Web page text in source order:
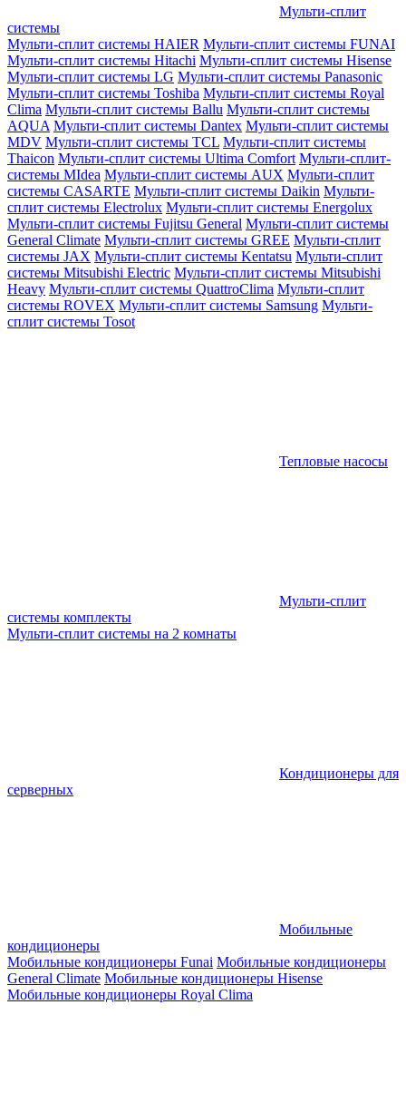
Мульти-сплит
системы
Мульти-сплит системы HAIER Мульти-сплит системы FUNAI
Мульти-сплит системы Hitachi Мульти-сплит системы Hisense
Мульти-сплит системы LG Мульти-сплит системы Panasonic
Мульти-сплит системы Toshiba Мульти-сплит системы Royal
Clima Мульти-сплит системы Ballu Мульти-сплит системы
AQUA Мульти-сплит системы Dantex Мульти-сплит системы
MDV Мульти-сплит системы TCL Мульти-сплит системы
Thaicon Мульти-сплит системы Ultima Comfort Мульти-сплит-
системы MIdea Мульти-сплит системы AUX Мульти-сплит
системы CASARTE Мульти-сплит системы Daikin Мульти-
сплит системы Electrolux Мульти-сплит системы Energolux
Мульти-сплит системы Fujitsu General Мульти-сплит системы
General Climate Мульти-сплит системы GREE Мульти-сплит
системы JAX Мульти-сплит системы Kentatsu Мульти-сплит
системы Mitsubishi Electric Мульти-сплит системы Mitsubishi
Heavy Мульти-сплит системы QuattroClima Мульти-сплит
системы ROVEX Мульти-сплит системы Samsung Мульти-
сплит системы Tosot
Тепловые насосы
Мульти-сплит
системы комплекты
Мульти-сплит системы на 2 комнаты
Кондиционеры для
серверных
Мобильные
кондиционеры
Мобильные кондиционеры Funai Мобильные кондиционеры
General Climate Мобильные кондиционеры Hisense
Мобильные кондиционеры Royal Clima